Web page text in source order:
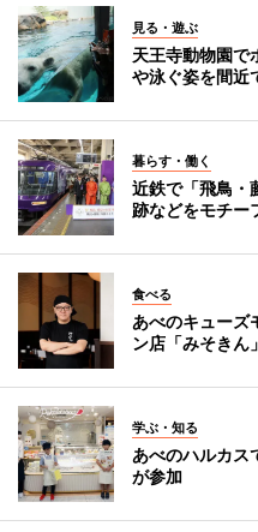
見る・遊ぶ
天王寺動物園
や泳ぐ姿を間近
暮らす・働く
近鉄で「飛鳥
跡などをモチー
食べる
あべのキューズ
ン店「みそき
学ぶ・知る
あべのハルカ
が参加